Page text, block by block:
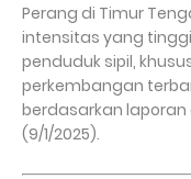
Perang di Timur
intensitas yang
penduduk sipil,
perkembangan
berdasarkan
(9/1/2025).